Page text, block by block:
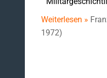
Weiterlesen »
1972)